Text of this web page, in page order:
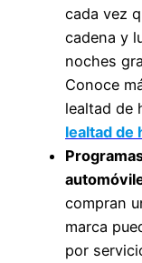
cada vez
cadena y
noches
Conoce
lealtad de
lealtad de
compran
marca
por